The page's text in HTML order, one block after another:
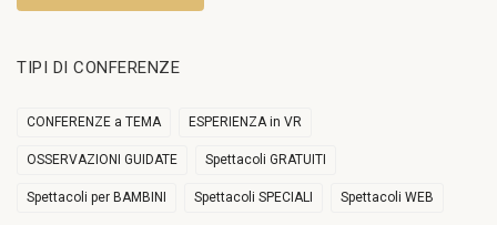
TIPI DI CONFERENZE
CONFERENZE a TEMA ESPERIENZA in VR
OSSERVAZIONI GUIDATE Spettacoli GRATUITI
Spettacoli per BAMBINI Spettacoli SPECIALI Spettacoli WEB